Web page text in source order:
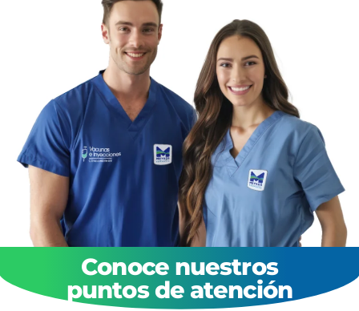
Conoce nuestros
puntos de atención